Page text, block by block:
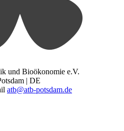
und Bioökonomie e.V.
| DE
atb@atb-potsdam.de